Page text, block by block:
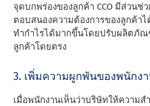
จุดบกพร่องของลูกค้า CCO มีส่วน
ตอบสนองความต้องการของลูกค้า
ทํากําไรได้มากขึ้นโดยปรับผลิตภั
ลูกค้าโดยตรง
3. เพิ่มความผูกพันของพนักง
เมื่อพนักงานเห็นว่าบริษัทให้ความ